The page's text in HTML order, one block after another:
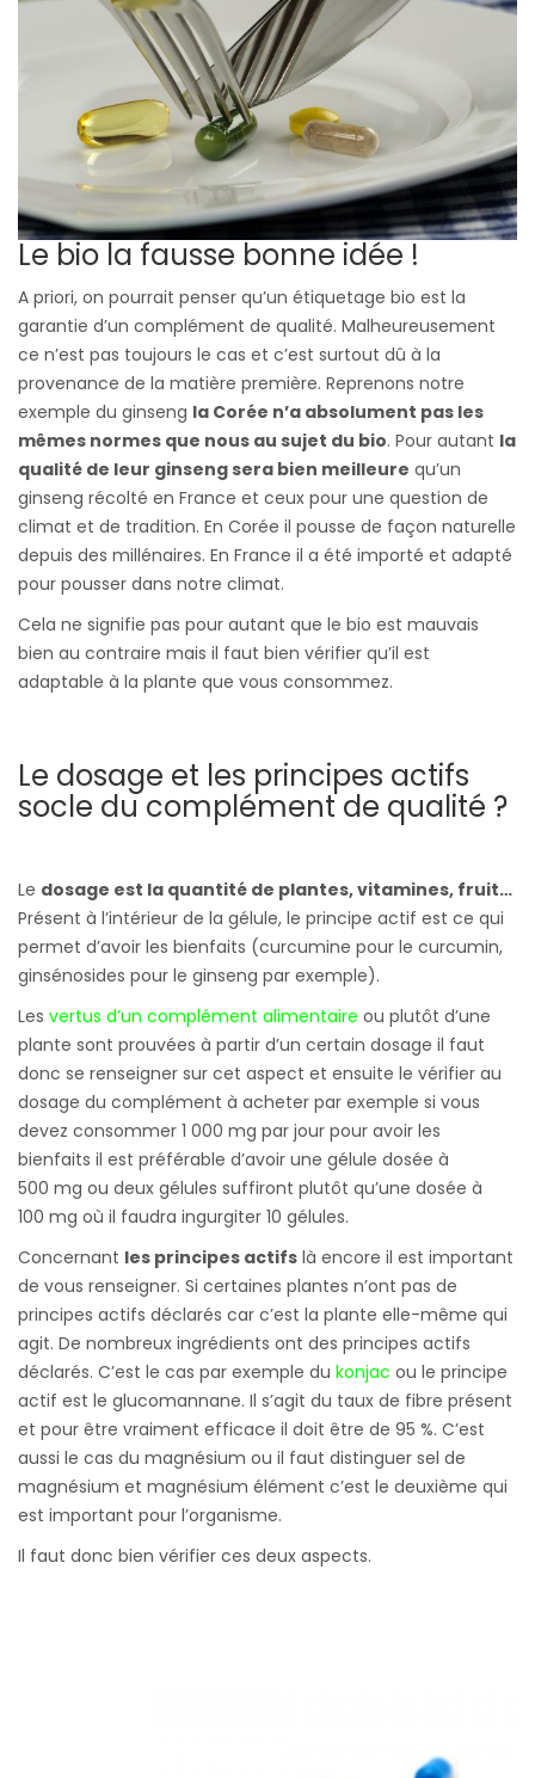
Le bio la fausse bonne idée !
A priori, on pourrait penser qu’un étiquetage bio est la
garantie d’un complément de qualité. Malheureusement
ce n’est pas toujours le cas et c’est surtout dû à la
provenance de la matière première. Reprenons notre
exemple du ginseng la Corée n’a absolument pas les
mêmes normes que nous au sujet du bio. Pour autant la
qualité de leur ginseng sera bien meilleure qu’un
ginseng récolté en France et ceux pour une question de
climat et de tradition. En Corée il pousse de façon naturelle
depuis des millénaires. En France il a été importé et adapté
pour pousser dans notre climat.
Cela ne signifie pas pour autant que le bio est mauvais
bien au contraire mais il faut bien vérifier qu’il est
adaptable à la plante que vous consommez.
Le dosage et les principes actifs
socle du complément de qualité ?
Le dosage est la quantité de plantes, vitamines, fruit…
Présent à l’intérieur de la gélule, le principe actif est ce qui
permet d’avoir les bienfaits (curcumine pour le curcumin,
ginsénosides pour le ginseng par exemple).
Les vertus d’un complément alimentaire ou plutôt d’une
plante sont prouvées à partir d’un certain dosage il faut
donc se renseigner sur cet aspect et ensuite le vérifier au
dosage du complément à acheter par exemple si vous
devez consommer 1 000 mg par jour pour avoir les
bienfaits il est préférable d’avoir une gélule dosée à
500 mg ou deux gélules suffiront plutôt qu’une dosée à
100 mg où il faudra ingurgiter 10 gélules.
Concernant les principes actifs là encore il est important
de vous renseigner. Si certaines plantes n’ont pas de
principes actifs déclarés car c’est la plante elle-même qui
agit. De nombreux ingrédients ont des principes actifs
déclarés. C’est le cas par exemple du konjac ou le principe
actif est le glucomannane. Il s’agit du taux de fibre présent
et pour être vraiment efficace il doit être de 95 %. C’est
aussi le cas du magnésium ou il faut distinguer sel de
magnésium et magnésium élément c’est le deuxième qui
est important pour l’organisme.
Il faut donc bien vérifier ces deux aspects.